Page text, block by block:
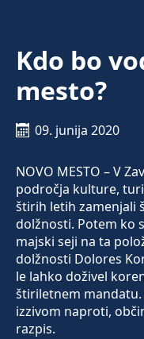
Kdo bo
mesto?
09. junija 2020
NOVO MESTO – V
področja kulture,
štirih letih zamenjali
dolžnosti. Potem ko
majski seji na ta
dolžnosti Dolores
le lahko doživel
štiriletnem mandatu.
izzivom naproti,
razpis.